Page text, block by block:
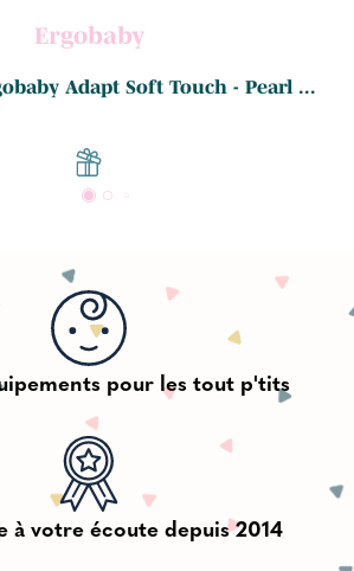
Ergobaby
Adapt Soft Touch - Pearl ...
pour les tout p'tits
à votre écoute depuis 2014